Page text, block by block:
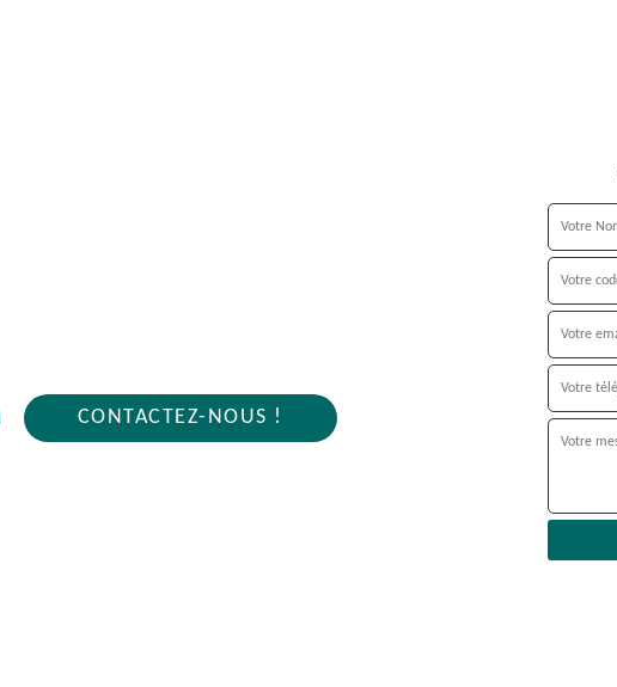
CONTACTEZ-NOUS !